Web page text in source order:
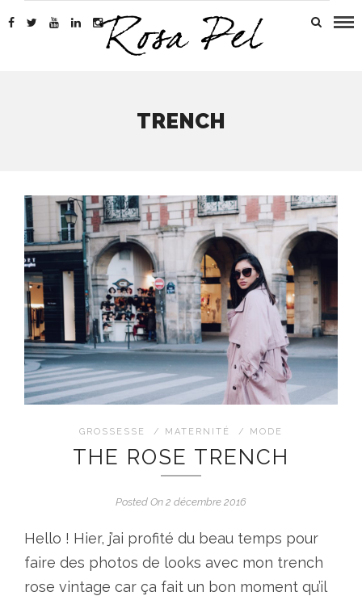
TRENCH
GROSSESSE / MATERNITÉ / MODE
THE ROSE TRENCH
Posted On 2 décembre 2016
Hello ! Hier, j’ai profité du beau temps pour
faire des photos de looks avec mon trench
rose vintage car ça fait un bon moment qu’il